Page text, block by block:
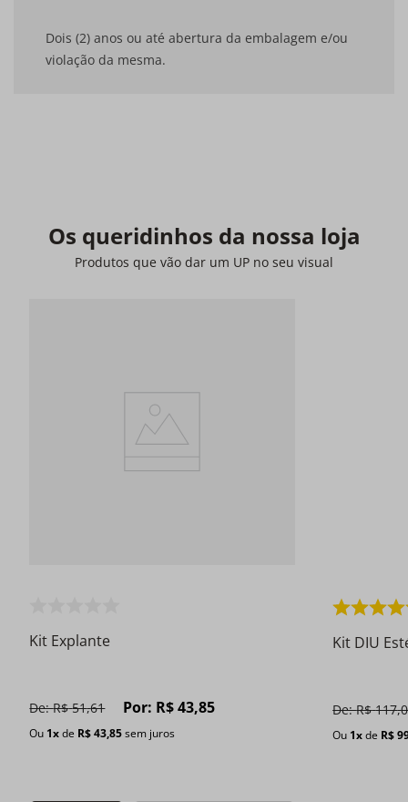
Dois (2) anos ou até abertura da embalagem e/ou
violação da mesma.
Os queridinhos da nossa loja
Produtos que vão dar um UP no seu visual
Kit Explante
De:R$ 51,61 Por: R$43,85
Ou 1xde R$43,85sem juros
Kit DIU
De:R$ 117,
Ou 1xde R$